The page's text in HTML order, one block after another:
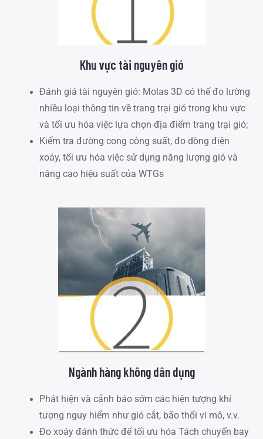
Khu vực tài nguyên gió
Đánh giá tài nguyên gió: Molas 3D có thể đo lường
nhiều loại thông tin về trang trại gió trong khu vực
và tối ưu hóa việc lựa chọn địa điểm trang trại gió;
Kiểm tra đường cong công suất, đo dòng điện
xoáy, tối ưu hóa việc sử dụng năng lượng gió và
nâng cao hiệu suất của WTGs
Ngành hàng không dân dụng
Phát hiện và cảnh báo sớm các hiện tượng khí
tượng nguy hiểm như gió cắt, bão thổi vi mô, v.v.
Đo xoáy đánh thức để tối ưu hóa Tách chuyến bay